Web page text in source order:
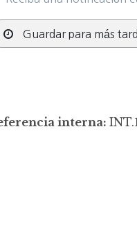
Guardar para más
interna: